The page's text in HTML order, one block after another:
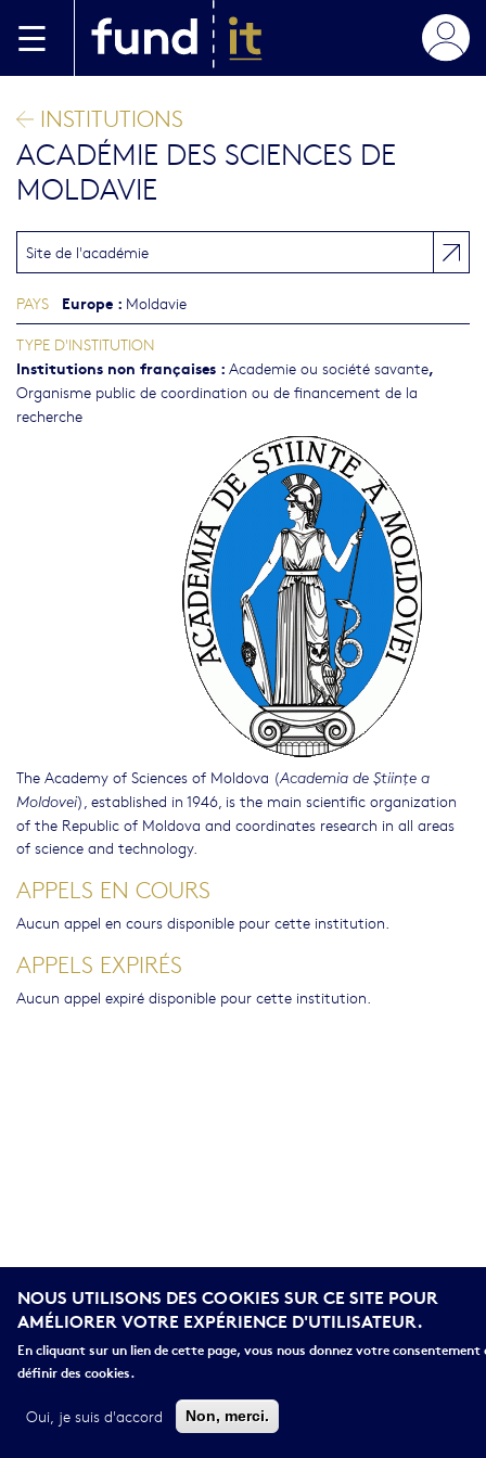
INSTITUTIONS
ACADÉMIE DES SCIENCES DE
MOLDAVIE
The Academy of Sciences of Moldova (Academia de Ştiinţe a
Moldovei), established in 1946, is the main scientific organization
of the Republic of Moldova and coordinates research in all areas
of science and technology.
Site de l'académie
PAYS Europe : Moldavie
TYPE D'INSTITUTION
Institutions non françaises : Academie ou société savante,
Organisme public de coordination ou de financement de la
recherche
APPELS EN COURS
Aucun appel en cours disponible pour cette institution.
APPELS EXPIRÉS
Aucun appel expiré disponible pour cette institution.
NOUS UTILISONS DES COOKIES SUR CE SITE POUR
AMÉLIORER VOTRE EXPÉRIENCE D'UTILISATEUR.
En cliquant sur un lien de cette page, vous nous donnez votre consentement
définir des cookies.
Oui, je suis d'accord Non, merci.